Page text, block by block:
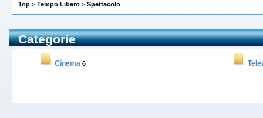
Top > Tempo Libero > Spettacolo
Categorie
Cinema 6